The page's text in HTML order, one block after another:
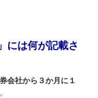
には何が記載さ
会社から３か月に１